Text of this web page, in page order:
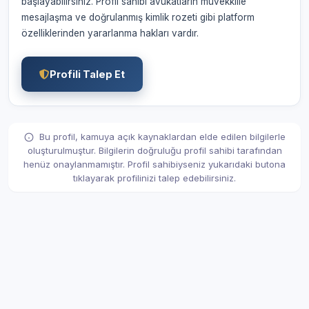
mesajlaşma ve doğrulanmış kimlik rozeti gibi platform
özelliklerinden yararlanma hakları vardır.
Profili Talep Et
Bu profil, kamuya açık kaynaklardan elde edilen bilgilerle
oluşturulmuştur. Bilgilerin doğruluğu profil sahibi tarafından
henüz onaylanmamıştır. Profil sahibiyseniz yukarıdaki butona
tıklayarak profilinizi talep edebilirsiniz.